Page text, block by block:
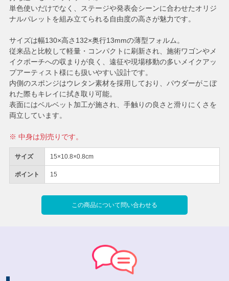
サイズ 15×10.8×0.8cm
ポイント 15
この商品について問い合わせる
単色使いだけでなく、ステージや発表会シーンに合わせたオリジ
ナルパレットを組み立てられる自由度の高さが魅力です。
サイズは幅130×高さ132×奥行13mmの薄型フォルム。
従来品と比較して軽量・コンパクトに刷新され、施術ワゴンやメ
イクポーチへの収まりが良く、遠征や現場移動の多いメイクアッ
プアーティスト様にも扱いやすい設計です。
内側のスポンジはウレタン素材を採用しており、パウダーがこぼ
れた際もキレイに拭き取り可能。
表面にはベルベット加工が施され、手触りの良さと滑りにくさを
両立しています。
※ 中身は別売りです。